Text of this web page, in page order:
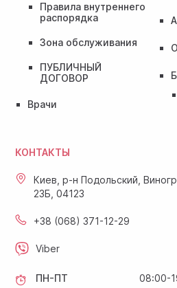
Правила внутреннего
распорядка
Зона обслуживания
ПУБЛИЧНЫЙ
ДОГОВОР
Врачи
КОНТАКТЫ
Киев, р-н Подольский,
23Б, 04123
+38 (068) 371-12-29
Viber
ПН-ПТ
08:00-